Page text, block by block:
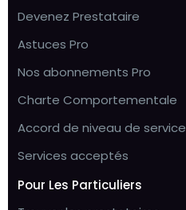
Devenez Prestataire
Astuces Pro
Nos abonnements Pro
Charte Comportementale
Accord de niveau de service
Services acceptés
Pour Les Particuliers